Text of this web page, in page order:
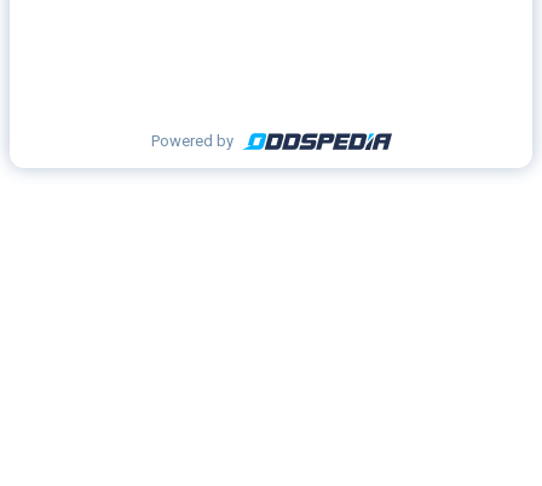
Powered by